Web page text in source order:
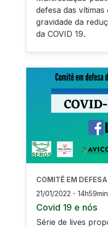
defesa das vítimas
gravidade da
da COVID 19.
COMITÊ EM
21/01/2022 - 14h59min
Covid 19 e nós
Série de lives